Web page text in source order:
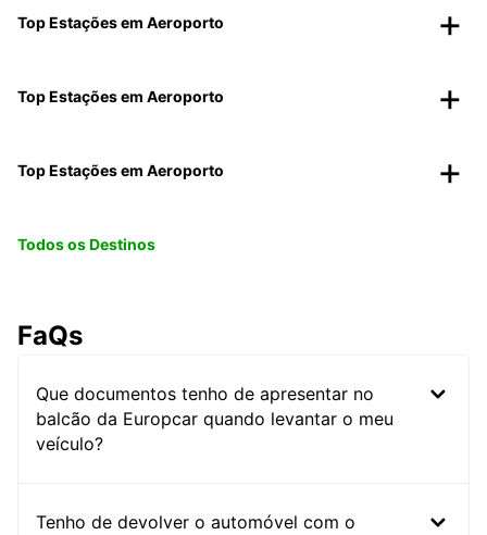
Top Estações em Aeroporto
Top Estações em Aeroporto
Top Estações em Aeroporto
Todos os Destinos
FaQs
Que documentos tenho de apresentar no
balcão da Europcar quando levantar o meu
veículo?
Tenho de devolver o automóvel com o